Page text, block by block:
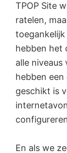
TPOP Site
ratelen,
hebben het
alle niveaus
hebben
geschikt is
En als we